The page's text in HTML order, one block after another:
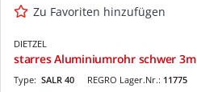
Zu Favoriten hinzufügen
DIETZEL
starres Aluminiumrohr schwer 3m
REGRO Lager.Nr.: 11775
Type: SALR 40